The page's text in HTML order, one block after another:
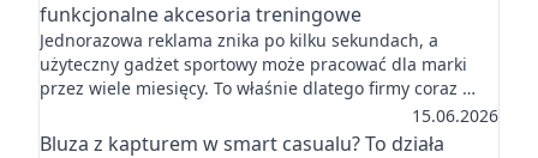
funkcjonalne akcesoria treningowe
Jednorazowa reklama znika po kilku sekundach, a
użyteczny gadżet sportowy może pracować dla marki
przez wiele miesięcy. To właśnie dlatego firmy coraz …
15.06.2026
Bluza z kapturem w smart casualu? To działa